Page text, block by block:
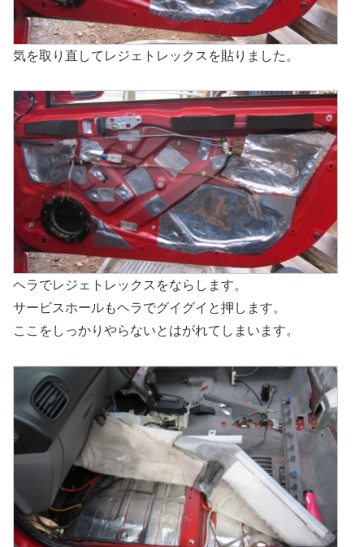
気を取り直してレジェトレックスを貼りました。
ヘラでレジェトレックスをならします。
サービスホールもヘラでグイグイと押します。
ここをしっかりやらないとはがれてしまいます。